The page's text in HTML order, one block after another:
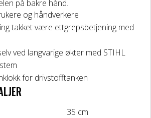
på bakre hånd.
og håndverkere
takket være ettgrepsbetjening med
ved langvarige økter med STIHL
for drivstofftanken
35 cm